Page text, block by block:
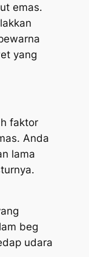
emas.
yang
faktor
Anda
lama
beg
udara